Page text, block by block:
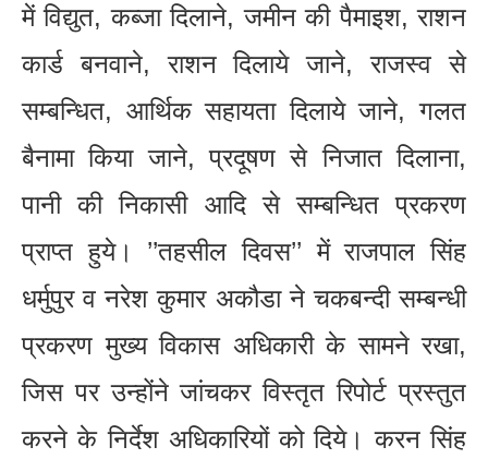
में विद्युत, कब्जा दिलाने, जमीन की पैमाइश, राशन
कार्ड बनवाने, राशन दिलाये जाने, राजस्व से
सम्बन्धित, आर्थिक सहायता दिलाये जाने, गलत
बैनामा किया जाने, प्रदूषण से निजात दिलाना,
पानी की निकासी आदि से सम्बन्धित प्रकरण
प्राप्त हुये। ’’तहसील दिवस’’ में राजपाल सिंह
धर्मुपुर व नरेश कुमार अकौडा ने चकबन्दी सम्बन्धी
प्रकरण मुख्य विकास अधिकारी के सामने रखा,
जिस पर उन्होंने जांचकर विस्तृत रिपोर्ट प्रस्तुत
करने के निर्देश अधिकारियों को दिये। करन सिंह